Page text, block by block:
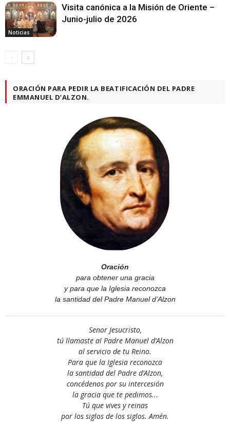
Noticias
Visita canónica a la Misión de Oriente –
Junio-julio de 2026
ORACIÓN PARA PEDIR LA BEATIFICACIÓN DEL PADRE
EMMANUEL D’ALZON.
Oración
para obtener una gracia
y para que la Iglesia reconozca
la santidad del Padre Manuel d’Alzon
Senor Jesucristo,
tú llamaste al Padre Manuel d’Alzon
al servicio de tu Reino.
Para que la Iglesia reconozca
la santidad del Padre d’Alzon,
concédenos por su intercesión
la gracia que te pedimos...
Tú que vives y reinas
por los siglos de los siglos. Amén.